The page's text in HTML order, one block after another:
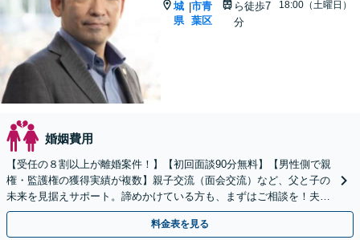
城
県
|市青
葉区
ら徒歩7
分
18:00（土曜日）
婚姻費用
【受任の８割以上が離婚案件！】【初回面談90分無料】【男性側で親
権・監護権の獲得実績が複数】親子交流（面会交流）など、父と子の
未来を見据えサポート。諦めかけている方も、まずはご相談を！夫婦
カウンセラー・公認会計士資格あり【WEB面談可】
料金表を見る